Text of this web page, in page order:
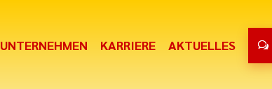
UNTERNEHMEN KARRIERE AKTUELLES